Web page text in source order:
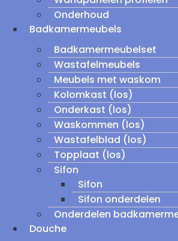
Onderhoud
Badkamermeubels
Badkamermeubelset
Wastafelmeubels
Meubels met waskom
Kolomkast (los)
Onderkast (los)
Waskommen (los)
Wastafelblad (los)
Topplaat (los)
Sifon
Sifon
Sifon onderdelen
Onderdelen
Douche